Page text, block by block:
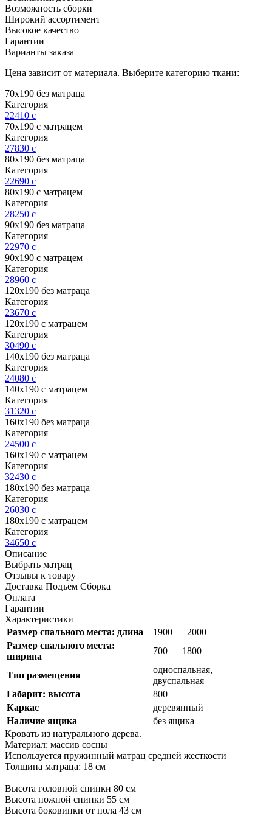
Возможность сборки
Широкий ассортимент
Высокое качество
Гарантии
Варианты заказа
Цена зависит от материала. Выберите категорию ткани:
70х190 без матраца
Категория
22410 c
70х190 с матрацем
Категория
27830 c
80х190 без матраца
Категория
22690 c
80х190 с матрацем
Категория
28250 c
90х190 без матраца
Категория
22970 c
90х190 с матрацем
Категория
28960 c
120х190 без матраца
Категория
23670 c
120х190 с матрацем
Категория
30490 c
140х190 без матраца
Категория
24080 c
140х190 с матрацем
Категория
31320 c
160х190 без матраца
Категория
24500 c
160х190 с матрацем
Категория
32430 c
180х190 без матраца
Категория
26030 c
180х190 с матрацем
Категория
34650 c
Описание
Выбрать матрац
Отзывы к товару
Доставка Подъем Сборка
Оплата
Гарантии
Характеристики
Размер спального места: длина
1900 — 2000
Размер спального места:
ширина
700 — 1800
Тип размещения
односпальная,
двуспальная
Габарит: высота
800
Каркас
деревянный
Наличие ящика
без ящика
Кровать из натурального дерева.
Материал: массив сосны
Используется пружинный матрац средней жесткости
Толщина матраца: 18 см
Высота головной спинки 80 см
Высота ножной спинки 55 см
Высота боковинки от пола 43 см